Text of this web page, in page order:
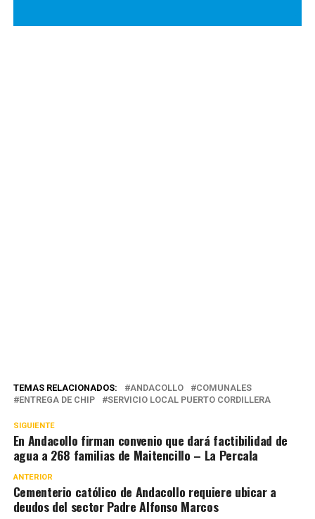
TEMAS RELACIONADOS: ANDACOLLO
COMUNALES
ENTREGA DE CHIP
SERVICIO LOCAL PUERTO CORDILLERA
SIGUIENTE
En Andacollo firman convenio que dará factibilidad de
agua a 268 familias de Maitencillo – La Percala
ANTERIOR
Cementerio católico de Andacollo requiere ubicar a
deudos del sector Padre Alfonso Marcos